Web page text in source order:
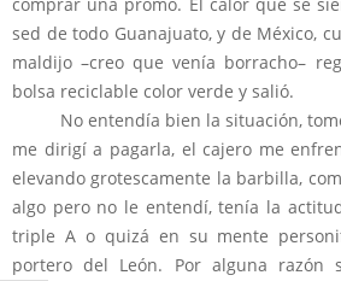
sed de todo Guanajuato, y de México,
maldijo –creo que venía borracho–
bolsa reciclable color verde y salió.
No entendía bien la situación,
me dirigí a pagarla, el cajero me
elevando grotescamente la barbilla,
algo pero no le entendí, tenía la
triple A o quizá en su mente
portero del León. Por alguna razón